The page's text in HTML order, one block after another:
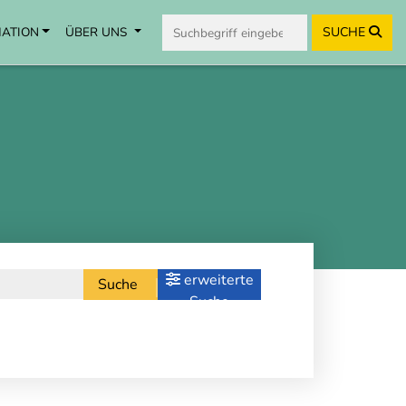
ÜBER UNS SUCHE
Suche
erweiterte
Suche